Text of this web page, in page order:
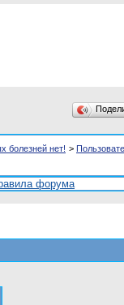
болезней нет! >
форума